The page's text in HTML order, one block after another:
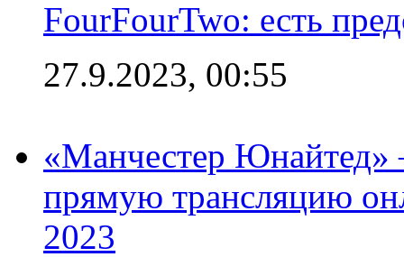
FourFourTwo: есть
27.9.2023, 00:55
«Манчестер Юнайтед»
прямую трансляцию
2023